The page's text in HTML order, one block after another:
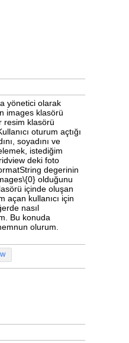
yönetici olarak
images klasörü
resim klasörü
oturum açtığı
soyadını ve
istediğim
deki foto
degerinin
olduğunu
içinde oluşan
açan kullanıcı için
nasıl
Bu konuda
olurum.